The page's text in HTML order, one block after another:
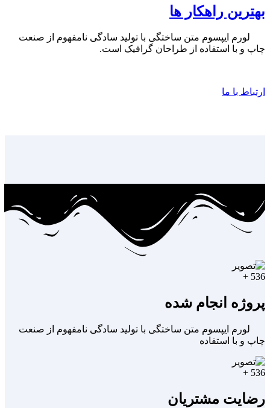
بهترین راهکار ها
لورم ایپسوم متن ساختگی با تولید سادگی نامفهوم از صنعت
چاپ و با استفاده از طراحان گرافیک است.
ارتباط با ما
536
+
پروژه انجام شده
لورم ایپسوم متن ساختگی با تولید سادگی نامفهوم از صنعت
چاپ و با استفاده
536
+
رضایت مشتریان